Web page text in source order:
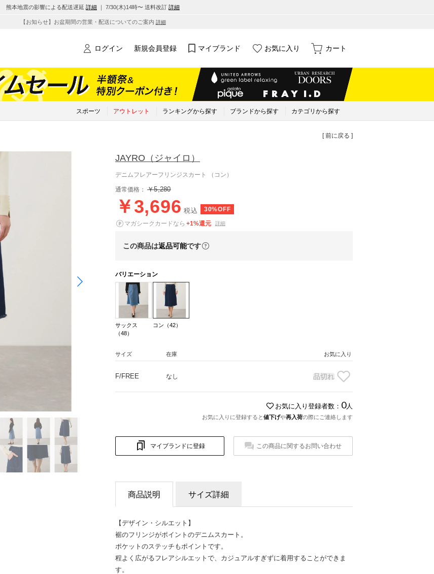
熊本地震の影響による配送遅延 詳細 ｜ 7/30(木)14時〜 送料改訂 詳細
【お知らせ】お盆期間の営業・配送についてのご案内 詳細
ログイン 新規会員登録 マイブランド お気に入り カート
スポーツ アウトレット ランキングから探す ブランドから探す カテゴリから探す
[ 前に戻る ]
JAYRO （ジャイロ）
デニムフレアーフリンジスカート （コン）
通常価格： ￥5,280
￥3,696 税込
30%OFF
マガシークカードなら +1%還元 詳細
この商品は返品可能です
バリエーション
サックス
（48）
コン（42）
サイズ 在庫 お気に入り
F/FREE なし 品切れ
お気に入り登録者数： 0人
お気に入りに登録すると値下げや再入荷の際にご連絡します
マイブランドに登録 この商品に関するお問い合わせ
商品説明 サイズ詳細
【デザイン・シルエット】
裾のフリンジがポイントのデニムスカート。
ポケットのステッチもポイントです。
程よく広がるフレアシルエットで、カジュアルすぎずに着用することができま
す。